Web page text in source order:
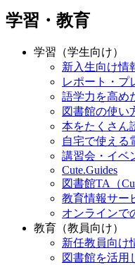
学習・教育
学習（学生向け）
新入生向け情
レポート・プ
語学力を高め
図書館の使い
本をたくさん
自宅で使える
講習会・イベ
Cute.Guides
図書館TA（
教育情報サー
オンラインで
教育（教員向け）
新任教員向け
図書館を活用